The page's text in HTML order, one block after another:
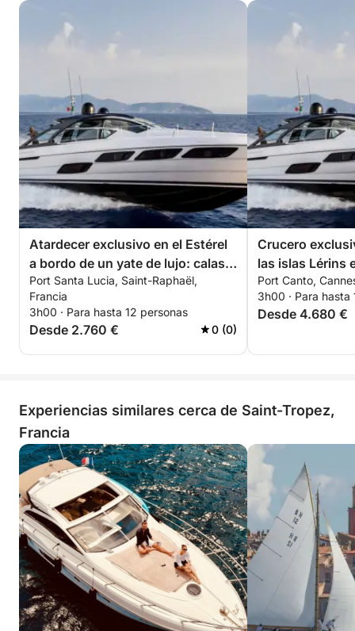
Lo más destacado de la experiencia:
• Combustible incluido (hasta 800 €)
• Paddle surf y snorkel incluidos
• Refrescos incluidos
• Una experiencia elegante, relajante e inmersiva
Duración: 3 horas
Salida: Saint-Tropez
Ideal para parejas, despedidas de soltera, amigos o
un momento especial en el Mediterráneo
Una escapada exclusiva que combina lujo discreto,
naturaleza virgen y atardeceres impresionantes en el
corazón del Golfo de Saint-Tropez a bordo del
Pershing X5 – ISCHIA.
Atardecer exclusivo en el Estérel
a bordo de un yate de lujo: calas
secretas y experiencia premium
con todo incluido.
Port Santa Lucia, Saint-Raphaël,
Francia
3h00 · Para hasta 12 personas
Desde 2.760 € 0 (0)
Crucero
las islas Lérins
Pershing 5X:
privada con
Port Canto,
3h00 · Para hasta
Desde 4.680 €
Experiencias similares cerca de Saint-Tropez,
Francia